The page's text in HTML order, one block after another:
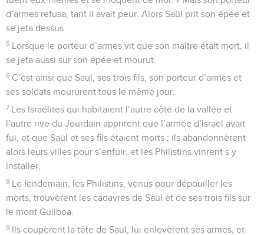
d’armes refusa, tant il avait peur. Alors Saül prit son épée et
se jeta dessus.
5 Lorsque le porteur d’armes vit que son maître était mort, il
se jeta aussi sur son épée et mourut.
6 C’est ainsi que Saül, ses trois fils, son porteur d’armes et
ses soldats moururent tous le même jour.
7 Les Israélites qui habitaient l’autre côté de la vallée et
l’autre rive du Jourdain apprirent que l’armée d’Israël avait
fui, et que Saül et ses fils étaient morts ; ils abandonnèrent
alors leurs villes pour s’enfuir, et les Philistins vinrent s’y
installer.
8 Le lendemain, les Philistins, venus pour dépouiller les
morts, trouvèrent les cadavres de Saül et de ses trois fils sur
le mont Guilboa.
9 Ils coupèrent la tête de Saül, lui enlevèrent ses armes, et